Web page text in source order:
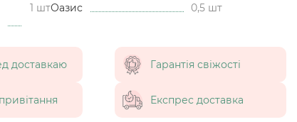
1 штОазис 0,5 шт
доставкаю Гарантія свіжості
Експрес доставка